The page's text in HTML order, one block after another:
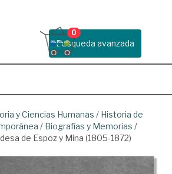
Busqueda avanzada
0
y Ciencias Humanas / Historia de
/ Biografías y Memorias /
de Espoz y Mina (1805-1872)